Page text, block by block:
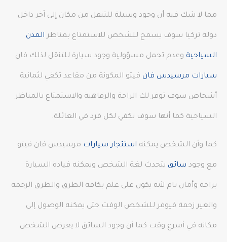
مما لا شك فيه أن وجود وسيلة للتنقل من مكان إلى آخر داخل
دولة تركيا سوف يسمح للشخص للاستمتاع بمناظر المدن
السياحية وعدم تحمل مسؤولية وجود سيارة للتنقل لذلك فان
سيارات مرسيدس فان فيتو المكونة من مقاعد تكفي لثمانية
أشخاص سوف توفر لك الراحة والرفاهية والاستمتاع بالمناظر
السياحية كما أنها سوف تكفي لكل فرد في العائلة.
كما وأن الشخص يمكنه استئجار سيارات مرسيدس فان فيتو
مع وجود سائق يتحدث لغة الشخص ويمكنه قيادة السيارة
براحة وأمان تام لأنه يكون على علم بكافة الطرق والطرق الزحمة
والغير زحمة فيوفر للشخص الوقت حتى يمكنه الوصول إلى
مكانه في أسرع وقت كما أن وجود السائق لا يعرض الشخص